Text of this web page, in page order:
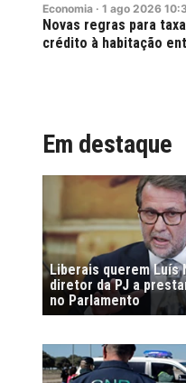
Economia · 1 ago 2026
Novas regras para
crédito à habitação
Em destaque
Liberais querem
diretor da PJ a
no Parlamento